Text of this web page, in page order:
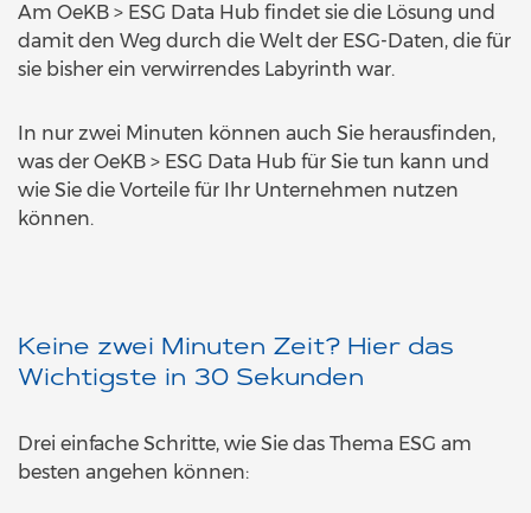
Am OeKB > ESG Data Hub findet sie die Lösung und
damit den Weg durch die Welt der ESG-Daten, die für
sie bisher ein verwirrendes Labyrinth war.
In nur zwei Minuten können auch Sie herausfinden,
was der OeKB > ESG Data Hub für Sie tun kann und
wie Sie die Vorteile für Ihr Unternehmen nutzen
können.
Keine zwei Minuten Zeit? Hier das
Wichtigste in 30 Sekunden
Drei einfache Schritte, wie Sie das Thema ESG am
besten angehen können: